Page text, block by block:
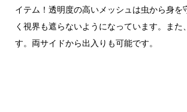
イテム！透明度の高いメッシュは虫から身を
く視界も遮らないようになっています。また
す。両サイドから出入りも可能です。